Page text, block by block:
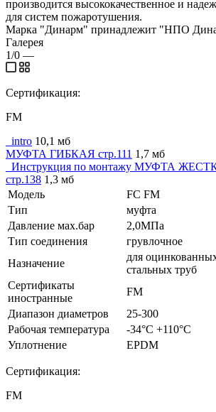
производится высококачественное и
для систем пожаротушения.
Марка "Динарм" принадлежит "НПО
Галерея
1/0 —
Сертификация:
FM
_intro 10,1 мб
МУФТА ГИБКАЯ стр.111 1,7 мб
_Инструкция по монтажу МУФТА
стр.138 1,3 мб
Модель
FC FM
Тип
муфта
Давление мах.бар
2,0МПа
Тип соединения
грувлочное
Назначение
для
стальных труб
Сертификаты
иностранные
FM
Диапазон диаметров
25-300
Рабочая температура
-34°C +110°C
Уплотнение
EPDM
Сертификация:
FM